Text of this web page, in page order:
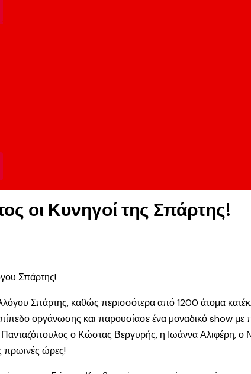
οι Κυνηγοί της Σπάρτης!
Σπάρτης!
Σπάρτης, καθώς περισσότερα από 1200 άτομα
οργάνωσης και παρουσίασε ένα μοναδικό show με
ο Κώστας Βεργυρής, η Ιωάννα Αλιφέρη, ο
πρωινές ώρες!